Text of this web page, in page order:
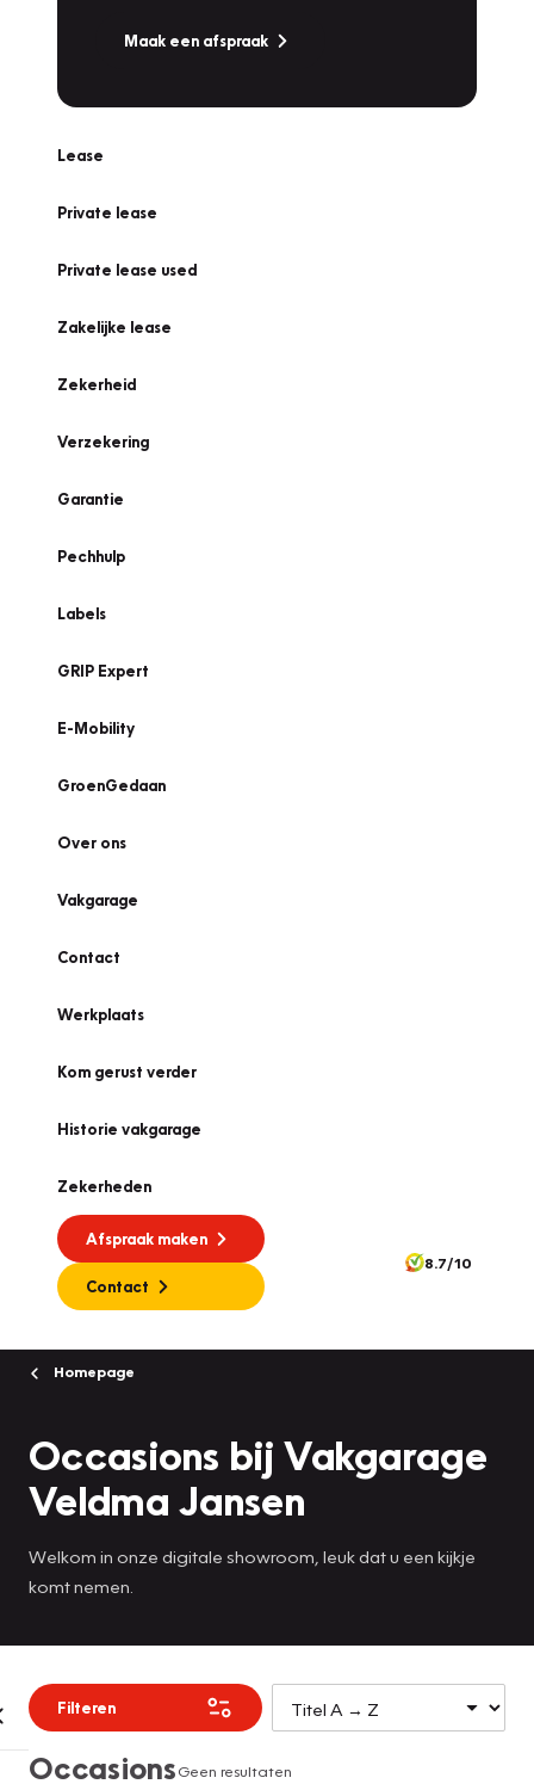
Maak een afspraak
Lease
Private lease
Private lease used
Zakelijke lease
Zekerheid
Verzekering
Garantie
Pechhulp
Labels
GRIP Expert
E-Mobility
GroenGedaan
Over ons
Vakgarage
Contact
Werkplaats
Kom gerust verder
Historie vakgarage
Zekerheden
Afspraak maken
Contact
8.7/10
Homepage
Occasions bij Vakgarage
Veldma Jansen
Welkom in onze digitale showroom, leuk dat u een kijkje
komt nemen.
Filteren
OccasionsGeen resultaten